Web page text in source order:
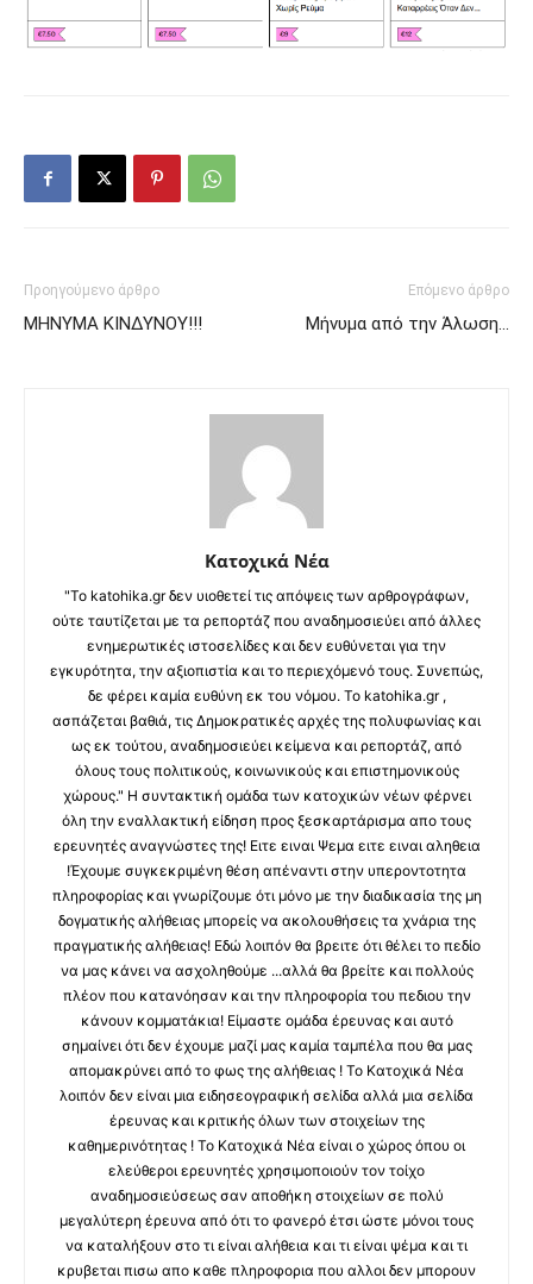
Προηγούμενο άρθρο
ΜΗΝΥΜΑ ΚΙΝΔΥΝΟΥ!!!
Επόμενο άρθρο
Μήνυμα από την Άλωση…
Κατοχικά Νέα
"Το katohika.gr δεν υιοθετεί τις απόψεις των αρθρογράφων,
ούτε ταυτίζεται με τα ρεπορτάζ που αναδημοσιεύει από άλλες
ενημερωτικές ιστοσελίδες και δεν ευθύνεται για την
εγκυρότητα, την αξιοπιστία και το περιεχόμενό τους. Συνεπώς,
δε φέρει καμία ευθύνη εκ του νόμου. Το katohika.gr ,
ασπάζεται βαθιά, τις Δημοκρατικές αρχές της πολυφωνίας και
ως εκ τούτου, αναδημοσιεύει κείμενα και ρεπορτάζ, από
όλους τους πολιτικούς, κοινωνικούς και επιστημονικούς
χώρους." Η συντακτική ομάδα των κατοχικών νέων φέρνει
όλη την εναλλακτική είδηση προς ξεσκαρτάρισμα απο τους
ερευνητές αναγνώστες της! Ειτε ειναι Ψεμα ειτε ειναι αληθεια
!Έχουμε συγκεκριμένη θέση απέναντι στην υπεροντοτητα
πληροφορίας και γνωρίζουμε ότι μόνο με την διαδικασία της μη
δογματικής αλήθειας μπορείς να ακολουθήσεις τα χνάρια της
πραγματικής αλήθειας! Εδώ λοιπόν θα βρειτε ότι θέλει το πεδίο
να μας κάνει να ασχοληθούμε ...αλλά θα βρείτε και πολλούς
πλέον που κατανόησαν και την πληροφορία του πεδιου την
κάνουν κομματάκια! Είμαστε ομάδα έρευνας και αυτό
σημαίνει ότι δεν έχουμε μαζί μας καμία ταμπέλα που θα μας
απομακρύνει από το φως της αλήθειας ! Το Κατοχικά Νέα
λοιπόν δεν είναι μια ειδησεογραφική σελίδα αλλά μια σελίδα
έρευνας και κριτικής όλων των στοιχείων της
καθημερινότητας ! Το Κατοχικά Νέα είναι ο χώρος όπου οι
ελεύθεροι ερευνητές χρησιμοποιούν τον τοίχο
αναδημοσιεύσεως σαν αποθήκη στοιχείων σε πολύ
μεγαλύτερη έρευνα από ότι το φανερό έτσι ώστε μόνοι τους
να καταλήξουν στο τι είναι αλήθεια και τι είναι ψέμα και τι
κρυβεται πισω απο καθε πληροφορια που αλλοι δεν μπορουν